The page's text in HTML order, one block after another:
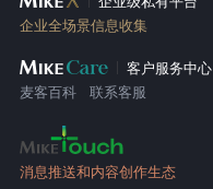
企业全场景信息收集
客户服务中心
麦客百科
联系客服
消息推送和内容创作生态